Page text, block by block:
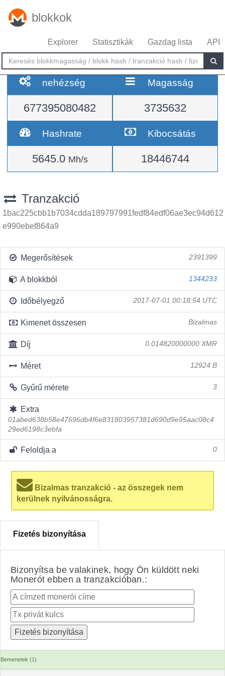
blokkok
Explorer Statisztikák Gazdag lista API
nehézség
677395080482
Magasság
3735632
Hashrate
5645.0 Mh/s
Kibocsátás
18446744
Tranzakció
1bac225cbb1b7034cdda189797991fedf84edf06ae3ec94d612
e990ebef864a9
Megerősítések 2391399
A blokkból 1344233
Időbélyegző 2017-07-01 00:18:54 UTC
Kimenet összesen Bizalmas
Díj 0.014820000000 XMR
Méret 12924 B
Gyűrű mérete 3
Extra
01abed638b58e47696db4f6e831803957381d690d9e95aac08c4
29ed6198c3ebfa
Feloldja a 0
Bizalmas tranzakció - az összegek nem
kerülnek nyilvánosságra.
Fizetés bizonyítása
Bizonyítsa be valakinek, hogy Ön küldött neki
Monerót ebben a tranzakcióban.:
Bemenetek (1)